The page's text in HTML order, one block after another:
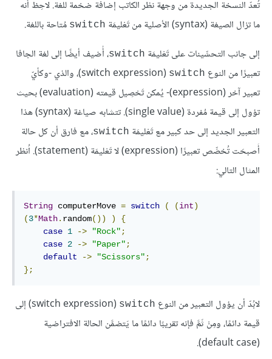
تُعدّ النسخة الجديدة من وجهة نظر الكاتب إضافة ضخمة للغة. لاحِظ أنه
ما تزال الصيغة (syntax) الأصلية من تَعْليمَة
switch مُتاحة باللغة.
إلى جانب التحسِّينات على تَعْليمَة switch، أُضيف أيضًا إلى لغة الجافا
تعبيرًا من النوع switch
(‏switch expression)، والذي -وكأيّ
تعبير آخر (expression)- يُمكن تَحْصِيل قيمته (evaluation) بحيث
تؤول إلى قيمة مُفردة (single value). تتشابه صياغة (syntax) هذا
التعبير الجديد إلى حد كبير مع تَعْليمَة switch، مع فارق أن كل حالة
أَصبحَت تُخصِّص تعبيرًا (expression) لا تَعْليمَة (statement). اُنظر
المثال التالي:
String computerMove = switch ( (int)
(3*Math. random()) )
{
case 1 -> "Rock" ;
case 2 -> "Paper" ;
default
-> "Scissors" ;
};
لابُدّ أن يؤول التعبير من النوع switch
(‏switch expression) إلى
قيمة دائمًا، ومِنْ ثَمَّ فإنه تقريبًا دائمًا ما يَتضمَّن الحالة الافتراضية
(default case).